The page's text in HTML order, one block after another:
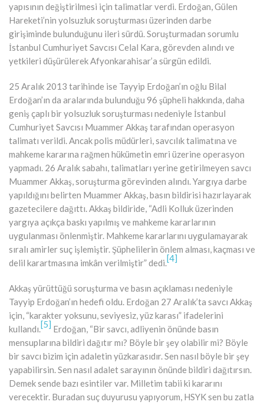
yapısının değiştirilmesi için talimatlar verdi. Erdoğan, Gülen
Hareketi’nin yolsuzluk soruşturması üzerinden darbe
girişiminde bulunduğunu ileri sürdü. Soruşturmadan sorumlu
İstanbul Cumhuriyet Savcısı Celal Kara, görevden alındı ve
yetkileri düşürülerek Afyonkarahisar’a sürgün edildi.
25 Aralık 2013 tarihinde ise Tayyip Erdoğan’ın oğlu Bilal
Erdoğan’ın da aralarında bulunduğu 96 şüpheli hakkında, daha
geniş çaplı bir yolsuzluk soruşturması nedeniyle İstanbul
Cumhuriyet Savcısı Muammer Akkaş tarafından operasyon
talimatı verildi. Ancak polis müdürleri, savcılık talimatına ve
mahkeme kararına rağmen hükümetin emri üzerine operasyon
yapmadı. 26 Aralık sabahı, talimatları yerine getirilmeyen savcı
Muammer Akkaş, soruşturma görevinden alındı. Yargıya darbe
yapıldığını belirten Muammer Akkaş, basın bildirisi hazırlayarak
gazetecilere dağıttı. Akkaş bildiride, “Adli Kolluk üzerinden
yargıya açıkça baskı yapılmış ve mahkeme kararlarının
uygulanması önlenmiştir. Mahkeme kararlarını uygulamayarak
sıralı amirler suç işlemiştir. Şüphelilerin önlem alması, kaçması ve
delil karartmasına imkân verilmiştir” dedi.[4]
Akkaş yürüttüğü soruşturma ve basın açıklaması nedeniyle
Tayyip Erdoğan’ın hedefi oldu. Erdoğan 27 Aralık’ta savcı Akkaş
için, “karakter yoksunu, seviyesiz, yüz karası” ifadelerini
kullandı.[5] Erdoğan, “Bir savcı, adliyenin önünde basın
mensuplarına bildiri dağıtır mı? Böyle bir şey olabilir mi? Böyle
bir savcı bizim için adaletin yüzkarasıdır. Sen nasıl böyle bir şey
yapabilirsin. Sen nasıl adalet sarayının önünde bildiri dağıtırsın.
Demek sende bazı esintiler var. Milletim tabii ki kararını
verecektir. Buradan suç duyurusu yapıyorum, HSYK sen bu zatla